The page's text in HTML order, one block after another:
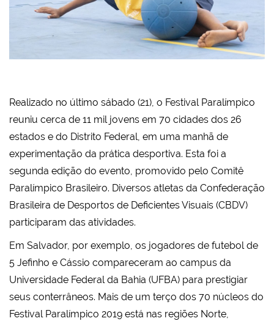
Realizado no último sábado (21), o Festival Paralímpico
reuniu cerca de 11 mil jovens em 70 cidades dos 26
estados e do Distrito Federal, em uma manhã de
experimentação da prática desportiva. Esta foi a
segunda edição do evento, promovido pelo Comitê
Paralímpico Brasileiro. Diversos atletas da Confederação
Brasileira de Desportos de Deficientes Visuais (CBDV)
participaram das atividades.
Em Salvador, por exemplo, os jogadores de futebol de
5 Jefinho e Cássio compareceram ao campus da
Universidade Federal da Bahia (UFBA) para prestigiar
seus conterrâneos. Mais de um terço dos 70 núcleos do
Festival Paralímpico 2019 está nas regiões Norte,